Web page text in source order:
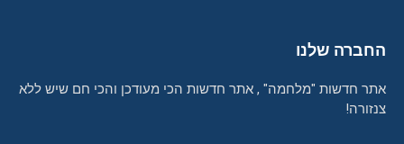
החברה שלנו
אתר חדשות "מלחמה" , אתר חדשות הכי מעודכן והכי חם שיש ללא
צנזורה!